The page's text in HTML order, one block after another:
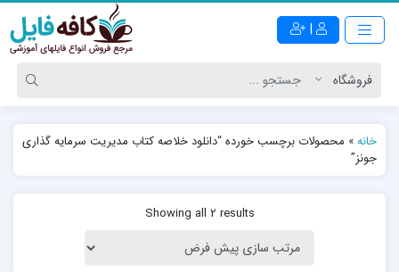
|
خانه» محصولات برچسب خورده “دانلود خلاصه کتاب مدیریت سرمایه گذاری
جونز”
Showing all 2 results